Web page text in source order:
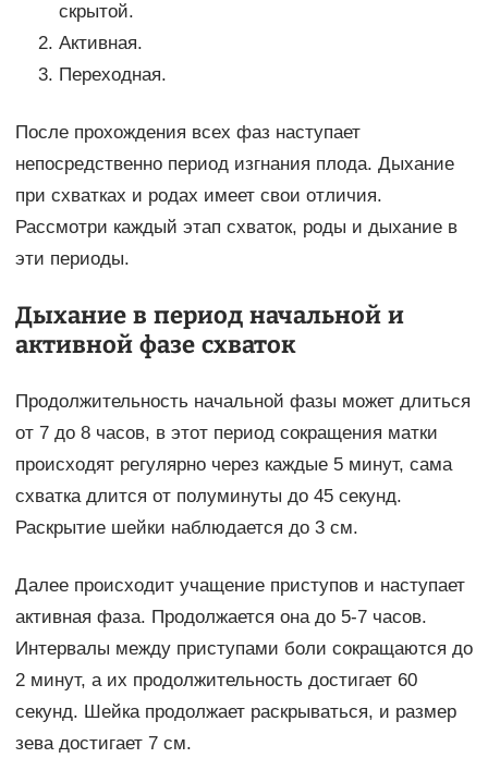
скрытой.
Активная.
Переходная.
После прохождения всех фаз наступает
непосредственно период изгнания плода. Дыхание
при схватках и родах имеет свои отличия.
Рассмотри каждый этап схваток, роды и дыхание в
эти периоды.
Дыхание в период начальной и
активной фазе схваток
Продолжительность начальной фазы может длиться
от 7 до 8 часов, в этот период сокращения матки
происходят регулярно через каждые 5 минут, сама
схватка длится от полуминуты до 45 секунд.
Раскрытие шейки наблюдается до 3 см.
Далее происходит учащение приступов и наступает
активная фаза. Продолжается она до 5-7 часов.
Интервалы между приступами боли сокращаются до
2 минут, а их продолжительность достигает 60
секунд. Шейка продолжает раскрываться, и размер
зева достигает 7 см.